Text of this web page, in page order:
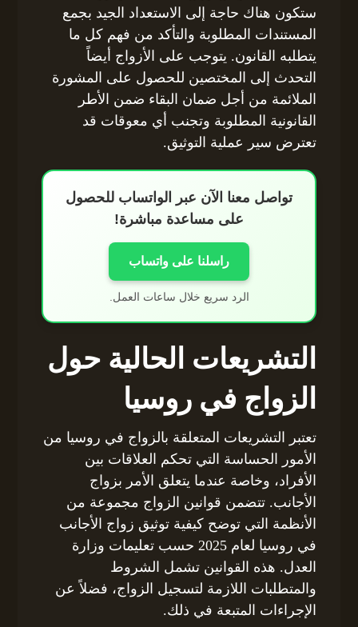
ستكون هناك حاجة إلى الاستعداد الجيد بجمع
المستندات المطلوبة والتأكد من فهم كل ما
يتطلبه القانون. يتوجب على الأزواج أيضاً
التحدث إلى المختصين للحصول على المشورة
الملائمة من أجل ضمان البقاء ضمن الأطر
القانونية المطلوبة وتجنب أي معوقات قد
تعترض سير عملية التوثيق.
تواصل معنا الآن عبر الواتساب للحصول
على مساعدة مباشرة!
راسلنا على واتساب
الرد سريع خلال ساعات العمل.
التشريعات الحالية حول
الزواج في روسيا
تعتبر التشريعات المتعلقة بالزواج في روسيا من
الأمور الحساسة التي تحكم العلاقات بين
الأفراد، وخاصة عندما يتعلق الأمر بزواج
الأجانب. تتضمن قوانين الزواج مجموعة من
الأنظمة التي توضح كيفية توثيق زواج الأجانب
في روسيا لعام 2025 حسب تعليمات وزارة
العدل. هذه القوانين تشمل الشروط
والمتطلبات اللازمة لتسجيل الزواج، فضلاً عن
الإجراءات المتبعة في ذلك.